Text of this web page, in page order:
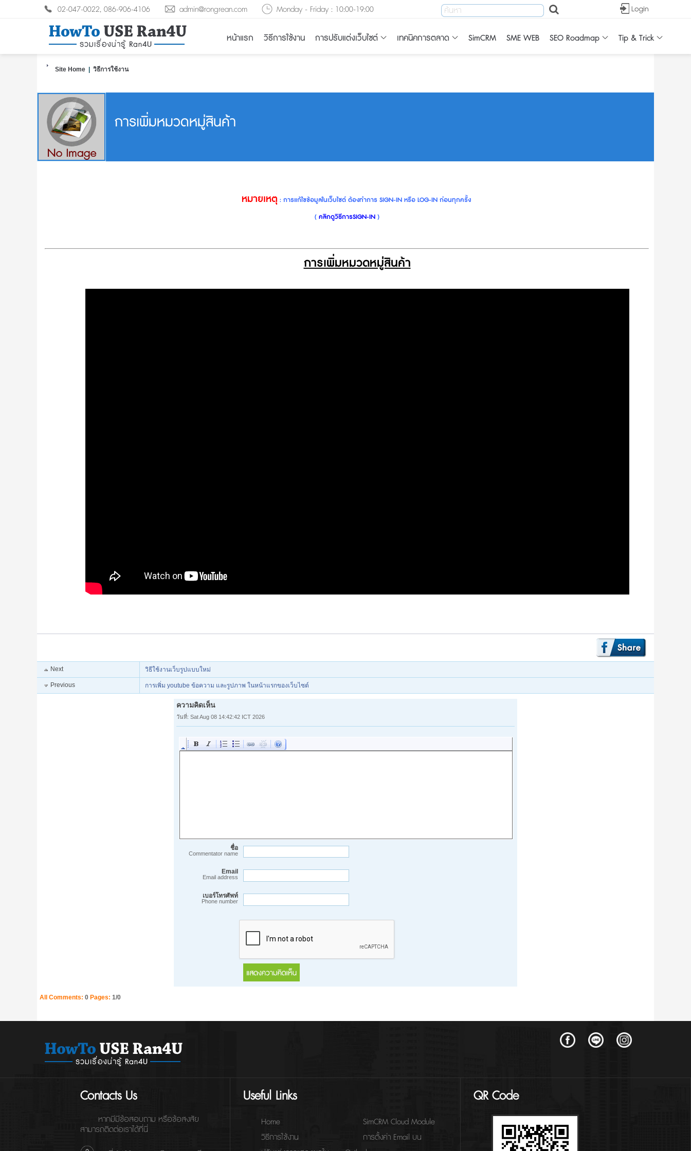
02-047-0022, 086-906-4106 admin@rongrean.com Monday - Friday : 10:00-19:00
หน้าแรก วิธีการใช้งาน การปรับแต่งเว็บไซต์ เทคนิคการตลาด SimCRM SME WEB SEO Roadmap Tip & Trick
Site Home วิธีการใช้งาน
การเพิ่มหมวดหมู่สินค้า
หมายเหตุ : การแก้ไขข้อมูลในเว็บไซต์ ต้องทำการ SIGN-IN หรือ LOG-IN ก่อนทุกครั้ง
( คลิกดูวิธีการSIGN-IN)
การเพิ่มหมวดหมู่สินค้า
Next วิธีใช้งานเว็บรูปแบบใหม่
Previous การเพิ่ม youtube ข้อความ และรูปภาพ ในหน้าแรกของเว็บไซต์
ความคิดเห็น
วันที่: Sat Aug 08 14:42:42 ICT 2026
ชื่อ
Commentator name
Email
Email address
เบอร์โทรศัพท์
Phone number
All Comments: 0 Pages: 1/0
Contacts Us
หากมีมีข้อสอบถาม หรือข้อสงสัย
สามารถติดต่อเราได้ที่นี่
Useful Links
Home
วิธีการใช้งาน
SimCRM Cloud Module
การตั้งค่า Email บน
QR Code